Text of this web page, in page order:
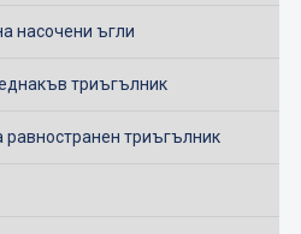
насочени ъгли
триъгълник
равностранен триъгълник